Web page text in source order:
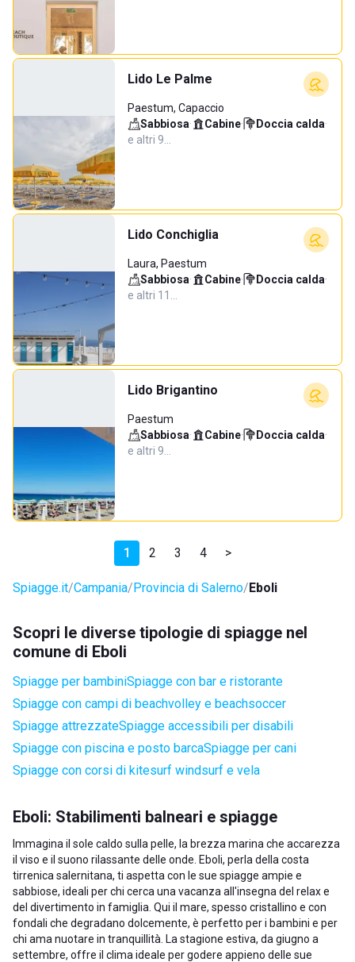
Lido Le Palme
Paestum, Capaccio
Sabbiosa· Cabine· Doccia calda·
e altri 9…
Lido Conchiglia
Laura, Paestum
Sabbiosa· Cabine· Doccia calda·
e altri 11…
Lido Brigantino
Paestum
Sabbiosa· Cabine· Doccia calda·
e altri 9…
1 2 3 4 >
Spiagge.it Campania Provincia di Salerno Eboli
Scopri le diverse tipologie di spiagge nel
comune di Eboli
Spiagge per bambiniSpiagge con bar e ristorante
Spiagge con campi di beachvolley e beachsoccer
Spiagge attrezzateSpiagge accessibili per disabili
Spiagge con piscina e posto barcaSpiagge per cani
Spiagge con corsi di kitesurf windsurf e vela
Eboli: Stabilimenti balneari e spiagge
Immagina il sole caldo sulla pelle, la brezza marina che accarezza
il viso e il suono rilassante delle onde. Eboli, perla della costa
tirrenica salernitana, ti aspetta con le sue spiagge ampie e
sabbiose, ideali per chi cerca una vacanza all'insegna del relax e
del divertimento in famiglia. Qui il mare, spesso cristallino e con
fondali che degradano dolcemente, è perfetto per i bambini e per
chi ama nuotare in tranquillità. La stagione estiva, da giugno a
settembre, offre il clima ideale per godere appieno delle sue